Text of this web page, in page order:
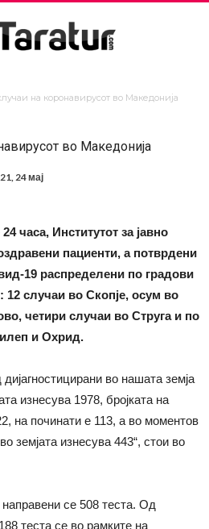
на коронавирусот во Македонија
во Македонија
24 мај
часа, Институтот за јавно
пациенти, а потврдени
19 распределени по градови
12 случаи во Скопје, осум во
четири случаи во Струга и по
и Охрид.
во нашата земја
изнесува 1978, бројката на
на починати е 113, а во моментов
земјата изнесува 443“, стои во
се 508 теста. Од
теста се во рамките на